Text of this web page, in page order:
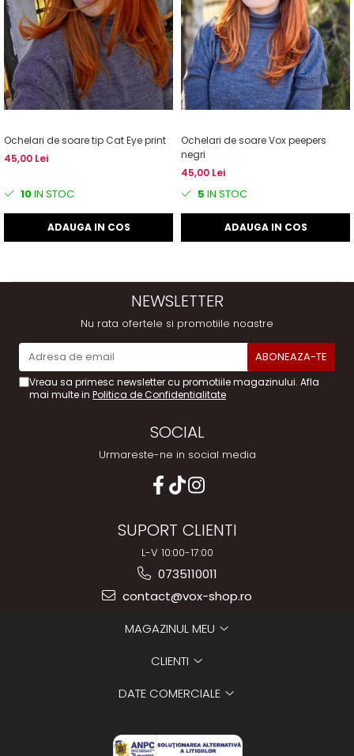
Ochelari de soare tip Cat Eye print
45,00 Lei
10IN STOC
ADAUGA IN COS
Ochelari de soare Vox peepers
negri
45,00 Lei
5 IN STOC
ADAUGA IN COS
NEWSLETTER
Nu rata ofertele si promotiile noastre
Vreau sa primesc newsletter cu promotiile magazinului. Afla
mai multe in Politica de Confidentialitate
SOCIAL
Urmareste-ne in social media
SUPORT CLIENTI
L-V 10:00-17:00
0735110011
contact@vox-shop.ro
MAGAZINUL MEU
CLIENTI
DATE COMERCIALE